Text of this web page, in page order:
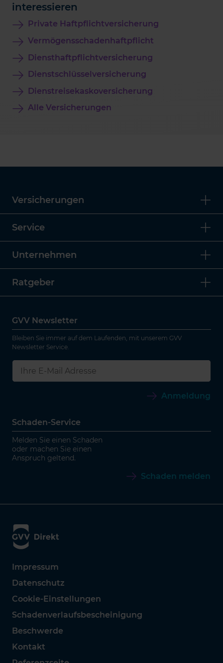
interessieren
Private Haftpflichtversicherung
Vermögensschadenhaftpflicht
Diensthaftpflichtversicherung
Dienstschlüsselversicherung
Dienstreisekaskoversicherung
Alle Versicherungen
Versicherungen
Service
Unternehmen
Ratgeber
GVV Newsletter
Bleiben Sie immer auf dem Laufenden, mit unserem GVV
Newsletter Service.
Anmeldung
Schaden-Service
Melden Sie einen Schaden
oder machen Sie einen
Anspruch geltend.
Schaden melden
Impressum
Datenschutz
Cookie-Einstellungen
Schadenverlaufsbescheinigung
Beschwerde
Kontakt